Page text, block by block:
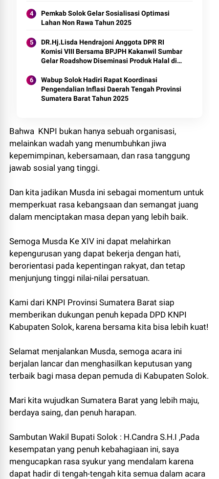
Pemkab Solok Gelar Sosialisasi Optimasi
Lahan Non Rawa Tahun 2025
DR.Hj.Lisda Hendrajoni Anggota DPR RI
Komisi VIII Bersama BPJPH Kakanwil Sumbar
Gelar Roadshow Diseminasi Produk Halal di
Wabup Solok Hadiri Rapat Koordinasi
Pengendalian Inflasi Daerah Tengah Provinsi
Sumatera Barat Tahun 2025
Bahwa KNPI bukan hanya sebuah organisasi,
melainkan wadah yang menumbuhkan jiwa
kepemimpinan, kebersamaan, dan rasa tanggung
jawab sosial yang tinggi.
Dan kita jadikan Musda ini sebagai momentum untuk
memperkuat rasa kebangsaan dan semangat juang
dalam menciptakan masa depan yang lebih baik.
Semoga Musda Ke XIV ini dapat melahirkan
kepengurusan yang dapat bekerja dengan hati,
berorientasi pada kepentingan rakyat, dan tetap
menjunjung tinggi nilai-nilai persatuan.
Kami dari KNPI Provinsi Sumatera Barat siap
memberikan dukungan penuh kepada DPD KNPI
Kabupaten Solok, karena bersama kita bisa lebih kuat!
Selamat menjalankan Musda, semoga acara ini
berjalan lancar dan menghasilkan keputusan yang
terbaik bagi masa depan pemuda di Kabupaten Solok.
Mari kita wujudkan Sumatera Barat yang lebih maju,
berdaya saing, dan penuh harapan.
Sambutan Wakil Bupati Solok : H.Candra S.H.I ,Pada
kesempatan yang penuh kebahagiaan ini, saya
mengucapkan rasa syukur yang mendalam karena
dapat hadir di tengah-tengah kita semua dalam acara